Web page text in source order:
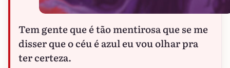
Tem gente que é tão mentirosa que se me
disser que o céu é azul eu vou olhar pra
ter certeza.